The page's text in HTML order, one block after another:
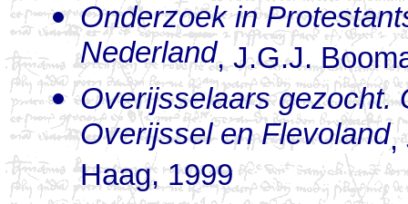
Onderzoek in
Nederland, J.G.J.
Overijsselaars gezocht.
Overijssel en Flevoland,
Haag, 1999